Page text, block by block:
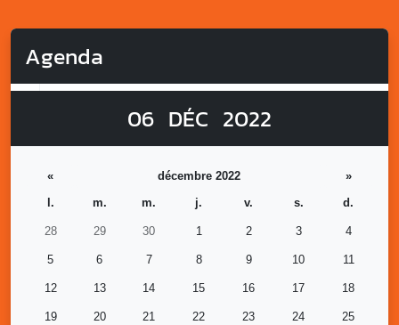
Agenda
06 DÉC 2022
« décembre 2022
»
l.
m. m. j. v. s. d.
28 29 30 1 2 3 4
5 6 7 8 9 10 11
12 13 14 15 16 17 18
19 20 21 22 23 24 25